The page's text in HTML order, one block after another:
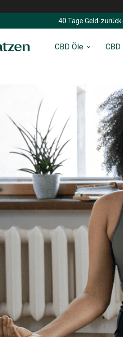
40 Tage Geld-
CBD Öle CBD